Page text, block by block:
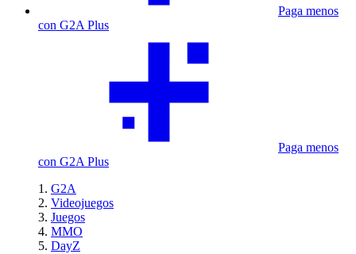
Paga menos
con G2A Plus
Paga menos
con G2A Plus
G2A
Videojuegos
Juegos
MMO
DayZ